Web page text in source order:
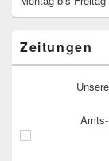
Zeitungen